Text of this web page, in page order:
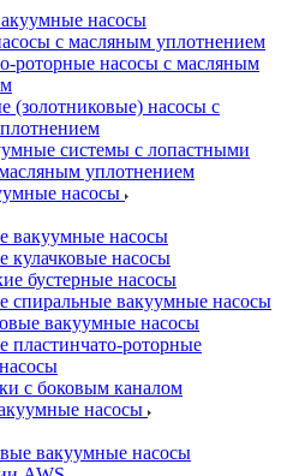
насосы
с масляным уплотнением
роторные насосы с масляным
(золотниковые) насосы с
системы с лопастными
уплотнением
насосы
вакуумные насосы
кулачковые насосы
бустерные насосы
спиральные вакуумные насосы
вакуумные насосы
пластинчато-роторные
с боковым каналом
насосы
вакуумные насосы